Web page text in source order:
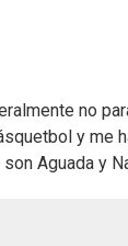
no
y me
Aguada y